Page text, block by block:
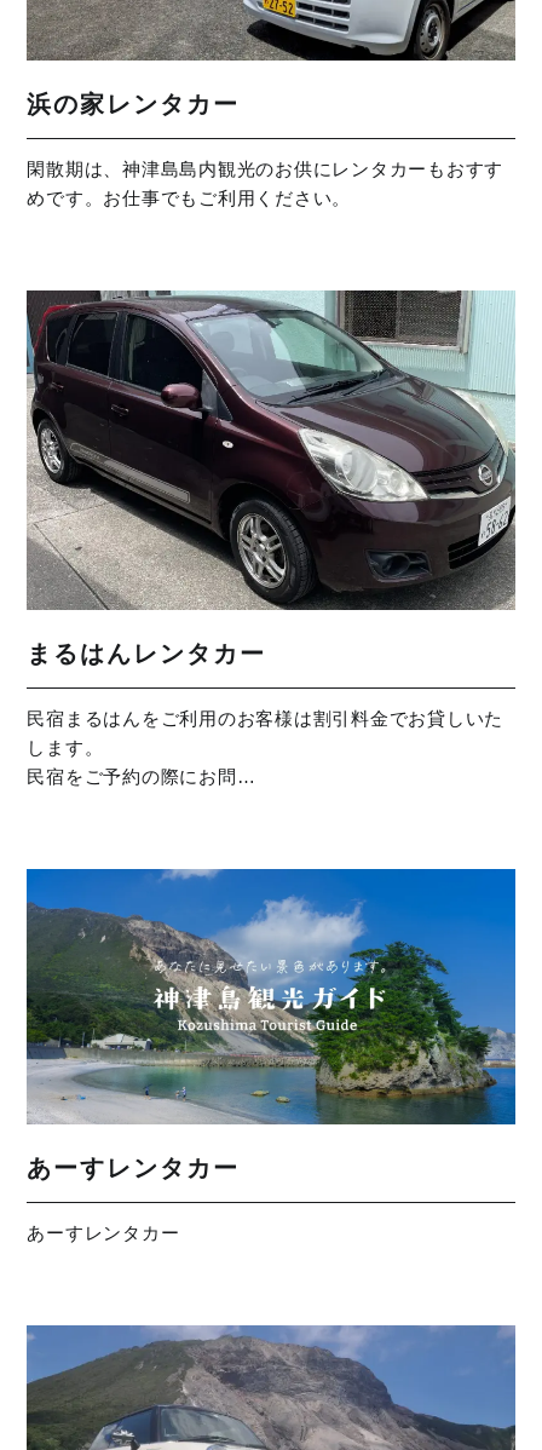
浜の家レンタカー
閑散期は、神津島島内観光のお供にレンタカーもおすす
めです。お仕事でもご利用ください。
まるはんレンタカー
民宿まるはんをご利用のお客様は割引料金でお貸しいた
します。
民宿をご予約の際にお問…
あーすレンタカー
あーすレンタカー